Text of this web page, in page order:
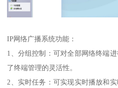
IP网络广播系统功能：
1、分组控制：可对全部网络终端
了终端管理的灵活性。
2、实时任务：可实现实时播放和